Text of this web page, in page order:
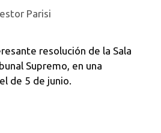
Parisi
resolución de la Sala
Supremo, en una
de 5 de junio.